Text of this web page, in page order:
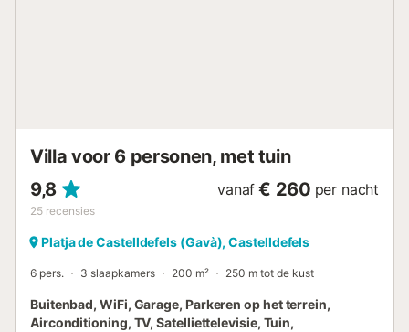
Villa voor 6 personen, met tuin
9,8
25 recensies
vanaf € 260 per nacht
Platja de Castelldefels (Gavà), Castelldefels
6 pers. 3 slaapkamers 200 m² 250 m tot de kust
Buitenbad, WiFi, Garage, Parkeren op het terrein,
Airconditioning, TV, Satelliettelevisie, Tuin,